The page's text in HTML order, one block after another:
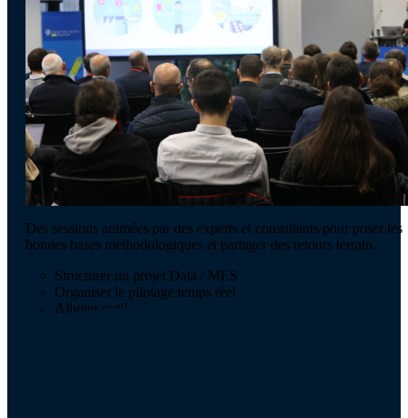
Des sessions animées par des experts et consultants pour poser les
bonnes bases méthodologiques et partager des retours terrain.
Structurer un projet Data / MES
Organiser le pilotage temps réel
Aligner outils, équipes et processus